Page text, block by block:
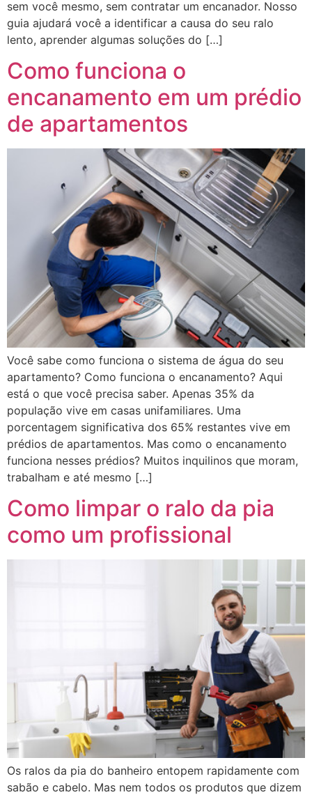
sem você mesmo, sem contratar um encanador. Nosso
guia ajudará você a identificar a causa do seu ralo
lento, aprender algumas soluções do […]
Como funciona o
encanamento em um prédio
de apartamentos
Você sabe como funciona o sistema de água do seu
apartamento? Como funciona o encanamento? Aqui
está o que você precisa saber. Apenas 35% da
população vive em casas unifamiliares. Uma
porcentagem significativa dos 65% restantes vive em
prédios de apartamentos. Mas como o encanamento
funciona nesses prédios? Muitos inquilinos que moram,
trabalham e até mesmo […]
Como limpar o ralo da pia
como um profissional
Os ralos da pia do banheiro entopem rapidamente com
sabão e cabelo. Mas nem todos os produtos que dizem